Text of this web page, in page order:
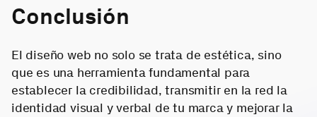
Conclusión
El diseño web no solo se trata de estética, sino
que es una herramienta fundamental para
establecer la credibilidad, transmitir en la red la
identidad visual y verbal de tu marca y mejorar la